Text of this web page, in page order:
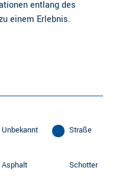
entlang des
einem Erlebnis.
Unbekannt Straße
Asphalt Schotter